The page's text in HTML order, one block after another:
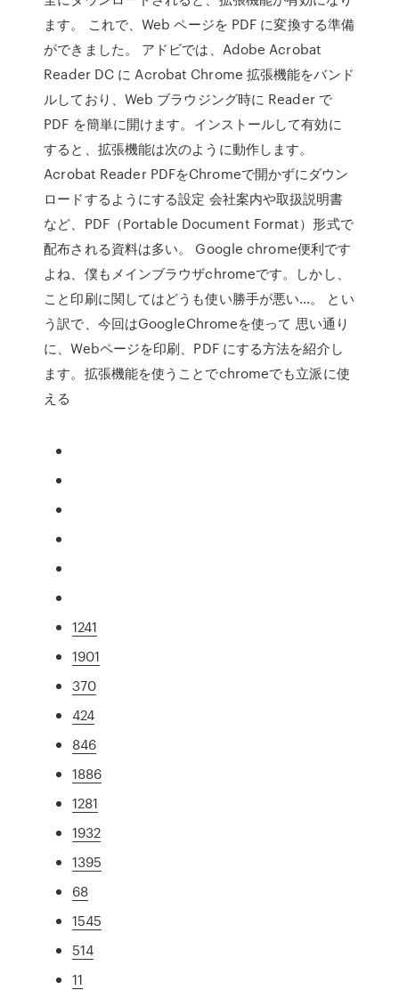
ます。 これで、Web ページを PDF に変換する準備
ができました。 アドビでは、Adobe Acrobat
Reader DC に Acrobat Chrome 拡張機能をバンド
ルしており、Web ブラウジング時に Reader で
PDF を簡単に開けます。インストールして有効に
すると、拡張機能は次のように動作します。
Acrobat Reader PDFをChromeで開かずにダウン
ロードするようにする設定 会社案内や取扱説明書
など、PDF（Portable Document Format）形式で
配布される資料は多い。 Google chrome便利です
よね、僕もメインブラウザchromeです。しかし、
こと印刷に関してはどうも使い勝手が悪い…。 とい
う訳で、今回はGoogleChromeを使って 思い通り
に、Webページを印刷、PDF にする方法を紹介し
ます。拡張機能を使うことでchromeでも立派に使
える
1241
1901
370
424
846
1886
1281
1932
1395
68
1545
514
11